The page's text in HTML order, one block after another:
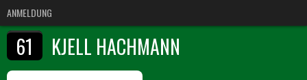
ANMELDUNG
61 KJELL HACHMANN